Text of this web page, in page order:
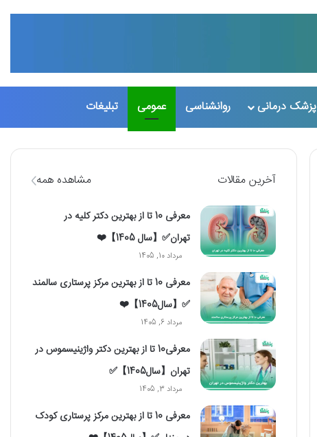
پزشک درمانی روانشناسی عمومی تبلیغات
آخرین مقالات مشاهده همه
معرفی 10 تا از بهترین دکتر کلیه در
تهران✅【سال 1405】❤️
مرداد 10, 1405
معرفی 10 تا از بهترین مرکز پرستاری سالمند
✅【سال1405】❤️
مرداد 6, 1405
معرفی10 تا از بهترین دکتر واژینیسموس در
تهران【سال1405】✅
مرداد 3, 1405
معرفی 10 تا از بهترین مرکز پرستاری کودک